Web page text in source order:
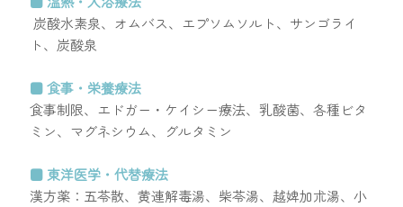
炭酸水素泉、オムバス、エプソムソルト、サンゴライ
ト、炭酸泉
■ 食事・栄養療法
食事制限、エドガー・ケイシー療法、乳酸菌、各種ビタ
ミン、マグネシウム、グルタミン
■ 東洋医学・代替療法
漢方薬：五苓散、黄連解毒湯、柴苓湯、越婢加朮湯、小